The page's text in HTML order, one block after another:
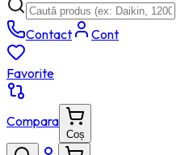
Contact Cont
Favorite
Compara
Coș